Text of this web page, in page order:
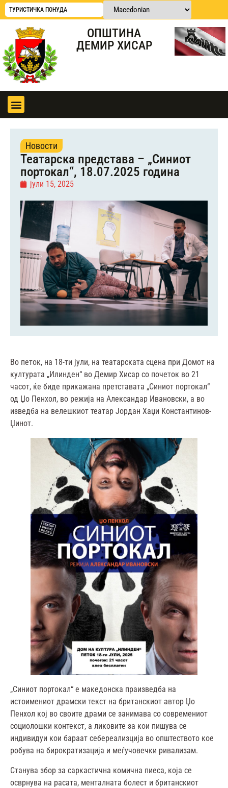
ТУРИСТИЧКА ПОНУДА
ОПШТИНА
ДЕМИР ХИСАР
Новости
Театарска представа – „Синиот
портокал“, 18.07.2025 година
јули 15, 2025
Во петок, на 18-ти јули, на театарската сцена при Домот на
културата „Илинден“ во Демир Хисар со почеток во 21
часот, ќе биде прикажана претставата „Синиот портокал“
од Џо Пенхол, во режија на Александар Ивановски, а во
изведба на велешкиот театар Јордан Хаџи Константинов-
Џинот.
„Синиот портокал“ е македонска праизведба на
истоимениот драмски текст на британскиот автор Џо
Пенхол кој во своите драми се занимава со современиот
социолошки контекст, а ликовите за кои пишува се
индивидуи кои бараат себереализција во општеството кое
робува на бирократизација и меѓучовечки ривализам.
Станува збор за саркастична комична пиеса, која се
осврнува на расата, менталната болест и британскиот